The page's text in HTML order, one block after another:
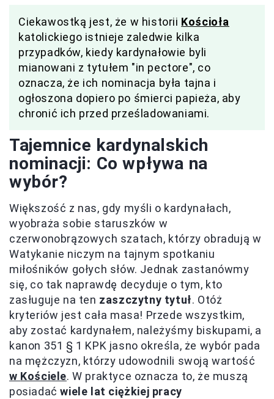
Ciekawostką jest, że w historii Kościoła
katolickiego istnieje zaledwie kilka
przypadków, kiedy kardynałowie byli
mianowani z tytułem "in pectore", co
oznacza, że ich nominacja była tajna i
ogłoszona dopiero po śmierci papieża, aby
chronić ich przed prześladowaniami.
Tajemnice kardynalskich
nominacji: Co wpływa na
wybór?
Większość z nas, gdy myśli o kardynałach,
wyobraża sobie staruszków w
czerwonobrązowych szatach, którzy obradują w
Watykanie niczym na tajnym spotkaniu
miłośników gołych słów. Jednak zastanówmy
się, co tak naprawdę decyduje o tym, kto
zasługuje na ten zaszczytny tytuł. Otóż
kryteriów jest cała masa! Przede wszystkim,
aby zostać kardynałem, należyśmy biskupami, a
kanon 351 § 1 KPK jasno określa, że wybór pada
na mężczyzn, którzy udowodnili swoją wartość
w Kościele. W praktyce oznacza to, że muszą
posiadaćwiele lat ciężkiej pracy